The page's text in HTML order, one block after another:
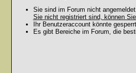
Sie sind im Forum nicht
Sie nicht registriert sind, können
Ihr Benutzeraccount könnte
Es gibt Bereiche im Forum, die